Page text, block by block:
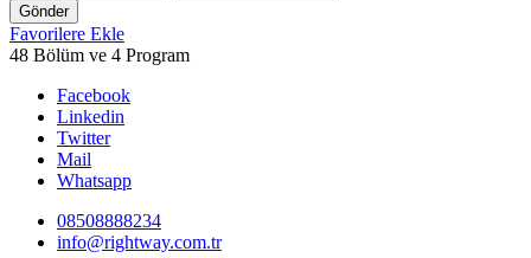
Gönder
Favorilere Ekle
48 Bölüm ve 4 Program
Facebook
Linkedin
Twitter
Mail
Whatsapp
08508888234
info@rightway.com.tr